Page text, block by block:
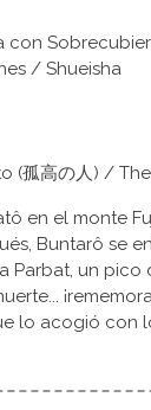
con
/ Shueisha
(孤高の人) /
en el monte
Buntarô se
Parbat, un pico
lo acogió con